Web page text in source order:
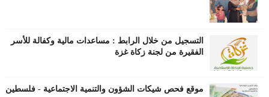
التسجيل من خلال الرابط : مساعدات مالية وكفالة للأسر
الفقيرة من لجنة زكاة غزة
موقع فحص شيكات الشؤون والتنمية الاجتماعية - فلسطين